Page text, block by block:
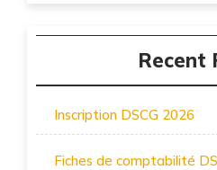
Recent
Inscription DSCG 2026
Fiches de comptabilité